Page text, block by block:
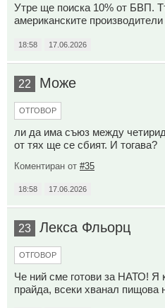
Утре ще поиска 10% от БВП.
американските
18:58 17.06.2026
22 Може
ОТГОВОР
ли да има съюз между
от тях ще се сбият. И тогава?
Коментиран от #35
18:58 17.06.2026
23 Лекса Фльорц
ОТГОВОР
Че ний сме готови за НАТО! Я
прайда, всеки хванал пищова